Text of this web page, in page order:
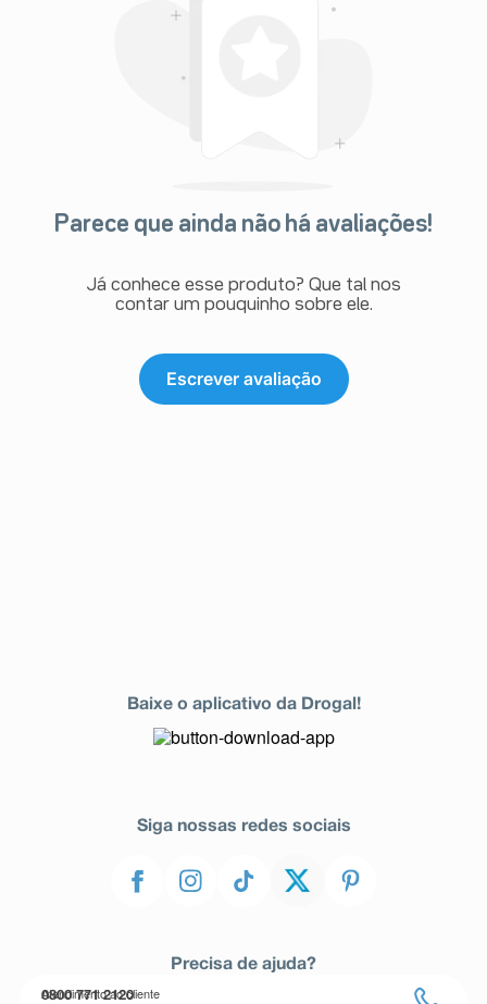
Parece que ainda não há avaliações!
Já conhece esse produto? Que tal nos
contar um pouquinho sobre ele.
Escrever avaliação
Baixe o aplicativo da Drogal!
Siga nossas redes sociais
Precisa de ajuda?
Atendimento ao cliente
0800 771 2120